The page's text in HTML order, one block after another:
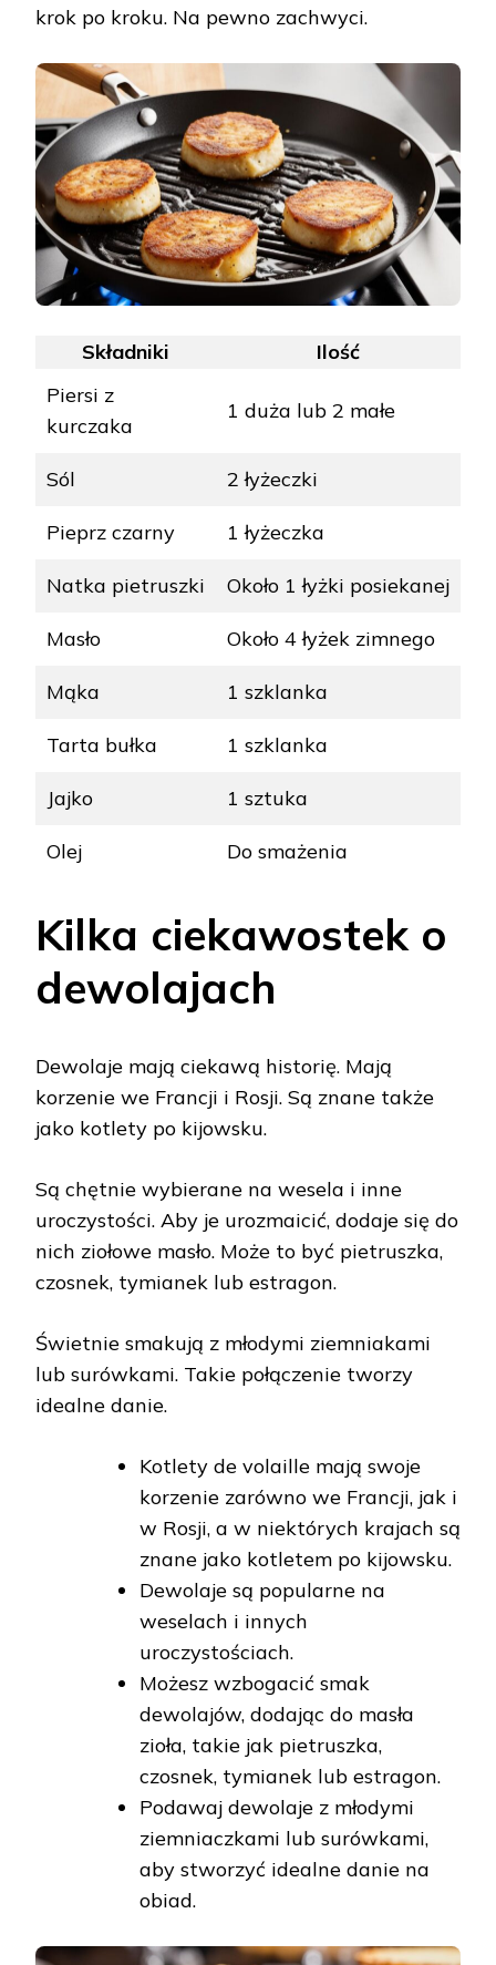
krok po kroku. Na pewno zachwyci.
Składniki
Ilość
Piersi z
kurczaka
1 duża lub 2 małe
Sól 2 łyżeczki
Pieprz czarny 1 łyżeczka
Natka pietruszki Około 1 łyżki posiekanej
Masło Około 4 łyżek zimnego
Mąka 1 szklanka
Tarta bułka 1 szklanka
Jajko 1 sztuka
Olej Do smażenia
Kilka ciekawostek o
dewolajach
Dewolaje mają ciekawą historię. Mają
korzenie we Francji i Rosji. Są znane także
jako kotlety po kijowsku.
Są chętnie wybierane na wesela i inne
uroczystości. Aby je urozmaicić, dodaje się do
nich ziołowe masło. Może to być pietruszka,
czosnek, tymianek lub estragon.
Świetnie smakują z młodymi ziemniakami
lub surówkami. Takie połączenie tworzy
idealne danie.
Kotlety de volaille mają swoje
korzenie zarówno we Francji, jak i
w Rosji, a w niektórych krajach są
znane jako kotletem po kijowsku.
Dewolaje są popularne na
weselach i innych
uroczystościach.
Możesz wzbogacić smak
dewolajów, dodając do masła
zioła, takie jak pietruszka,
czosnek, tymianek lub estragon.
Podawaj dewolaje z młodymi
ziemniaczkami lub surówkami,
aby stworzyć idealne danie na
obiad.